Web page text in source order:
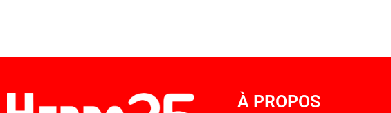
À PROPOS